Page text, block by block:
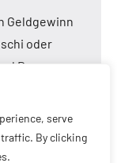
serve
By clicking
Geldgewinn
oder
Dong –
einfällt –